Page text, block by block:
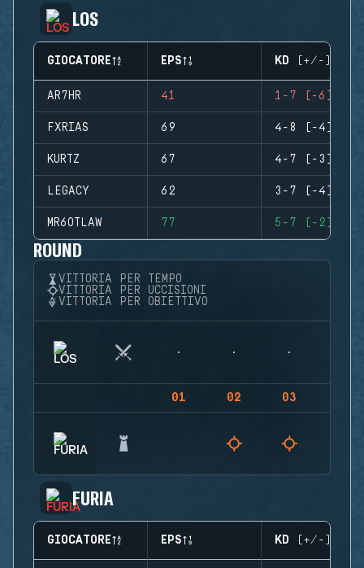
LOS
GIOCATORE EPS KD (+/-)
AR7HR 41 1-7 (-6)
FXRIAS 69 4-8 (-4)
KURTZ 67 4-7 (-3)
LEGACY 62 3-7 (-4)
MR6OTLAW 77 5-7 (-2)
ROUND
VITTORIA PER TEMPO
VITTORIA PER UCCISIONI
VITTORIA PER OBIETTIVO
01 02 03
FURIA
GIOCATORE EPS KD (+/-)